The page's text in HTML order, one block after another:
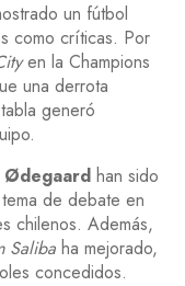
un fútbol
como críticas. Por
en la Champions
una derrota
generó
Ødegaard han sido
de debate en
chilenos. Además,
Saliba ha mejorado,
concedidos.